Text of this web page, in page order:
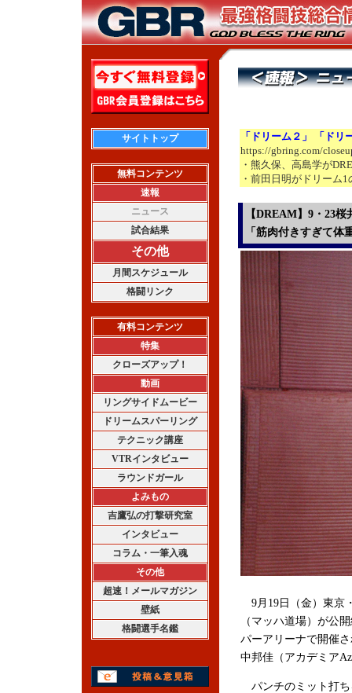
サイトトップ
無料コンテンツ
速報
ニュース
試合結果
その他
月間スケジュール
格闘リンク
有料コンテンツ
特集
クローズアップ！
動画
リングサイドムービー
ドリームスパーリング
テクニック講座
VTRインタビュー
ラウンドガール
よみもの
吉鷹弘の打撃研究室
インタビュー
コラム・一筆入魂
その他
超速！メールマガジン
壁紙
格闘選手名鑑
「ドリーム２」 「ドリ
https://gbring.com/
・熊久保、高島学が
・前田日明がドリーム
【DREAM】9・23
「筋肉付きすぎて体
9月19日（金）東京
（マッハ道場）が公
パーアリーナで開催
中邦佳（アカデミア
パンチのミット打ち